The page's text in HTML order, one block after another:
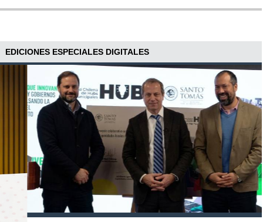
EDICIONES ESPECIALES DIGITALES